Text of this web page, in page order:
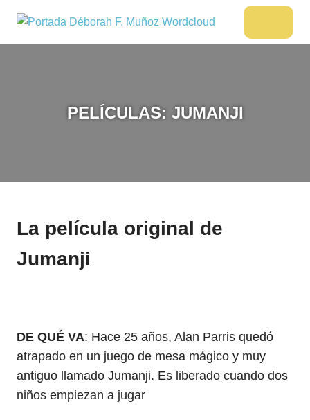
contenido
DÉBORAH
PELÍCULAS: JUMANJI
La película original de
Jumanji
DE QUÉ VA: Hace 25 años, Alan Parris quedó
atrapado en un juego de mesa mágico y muy
antiguo llamado Jumanji. Es liberado cuando dos
niños empiezan a jugar